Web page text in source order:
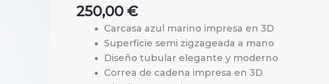
250,00€
Carcasa azul marino impresa en 3D
Superficie semi zigzageada a mano
Diseño tubular elegante y moderno
Correa de cadena impresa en 3D